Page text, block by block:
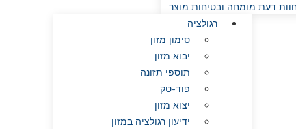
דעת מומחה ובטיחות מוצר
רגולציה
סימון מזון
יבוא מזון
תוספי תזונה
פוד-טק
יצוא מזון
ידיעון רגולציה במזון